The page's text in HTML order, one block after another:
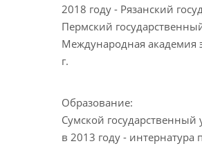
2018 году - Рязанский
Пермский
Международная академия
г.
Образование:
Сумской государственный
в 2013 году - интернатура